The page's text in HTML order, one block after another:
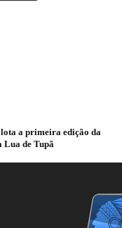
a primeira edição da
Lua de Tupã